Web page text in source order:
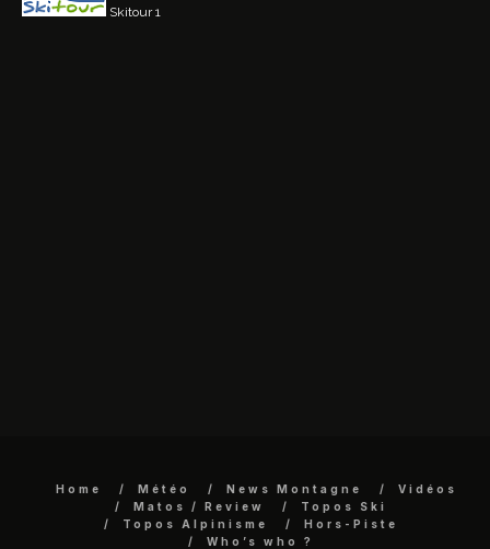
Skitour1
Home Météo News Montagne
Vidéos
Matos / Review
Topos Ski
Topos Alpinisme
Hors-Piste
Who’s who ?